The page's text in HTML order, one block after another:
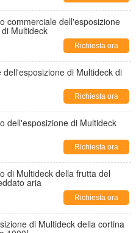
commerciale dell'esposizione
Multideck
Richiesta ora
di Multideck di
Richiesta ora
dell'esposizione di Multideck
Richiesta ora
di Multideck della frutta del
aria
Richiesta ora
di Multideck della cortina